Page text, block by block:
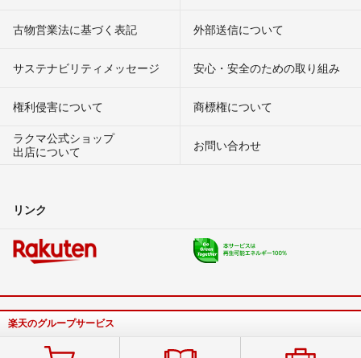
古物営業法に基づく表記 外部送信について
サステナビリティメッセージ 安心・安全のための取り組み
権利侵害について
商標権について
ラクマ公式ショップ
出店について
お問い合わせ
リンク
楽天のグループサービス